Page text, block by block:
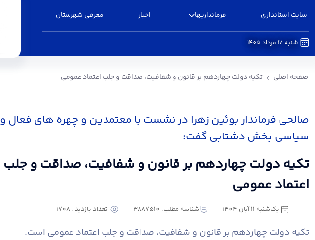
سایت استانداری فرمانداریها اخبار معرفی شهرستان
شنبه 17 مرداد 1405
صفحه اصلی تکیه دولت چهاردهم بر قانون و شفافیت، صداقت و جلب اعتماد عمومی
صالحی فرماندار بوئین زهرا در نشست با معتمدین و چهره های فعال و
سیاسی بخش دشتابی گفت:
تکیه دولت چهاردهم بر قانون و شفافیت، صداقت و جلب
اعتماد عمومی
یک‌شنبه 11 آبان 1404 شناسه مطلب: 3887510 تعداد بازدید : 1708
تکیه دولت چهاردهم بر قانون و شفافیت، صداقت و جلب اعتماد عمومی است.